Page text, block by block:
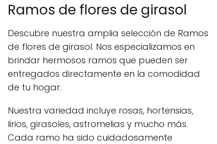
Ramos de flores de girasol
Descubre nuestra amplia selección de Ramos
de flores de girasol. Nos especializamos en
brindar hermosos ramos que pueden ser
entregados directamente en la comodidad
de tu hogar.
Nuestra variedad incluye rosas, hortensias,
lirios, girasoles, astromelias y mucho más.
Cada ramo ha sido cuidadosamente